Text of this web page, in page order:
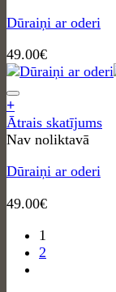
Dūraiņi ar oderi
49.00€
+
Ātrais skatījums
Nav noliktavā
Dūraiņi ar oderi
49.00€
1
2